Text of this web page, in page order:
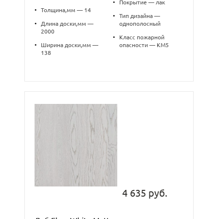
• Толщина,мм — 14
•
Длина доски,мм —
2000
•
Ширина доски,мм —
138
• Покрытие — лак
•
Тип дизайна —
однополосный
•
Класс пожарной
опасности — КМ5
4 635 руб.